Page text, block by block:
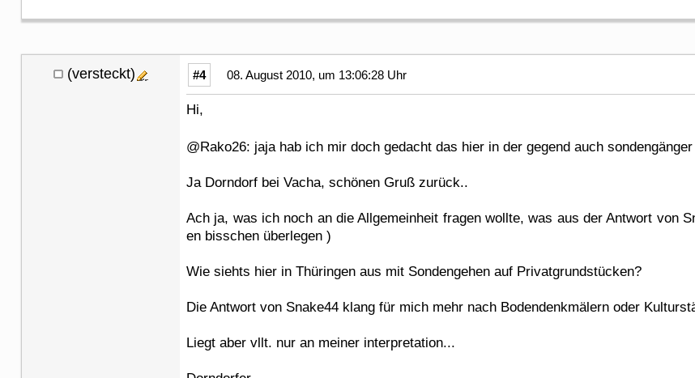
(versteckt) #4 08. August 2010, um 13:06:28 Uhr
Hi,
@Rako26: jaja hab ich mir doch gedacht das hier in der gegend auch
Ja Dorndorf bei Vacha, schönen Gruß zurück..
Ach ja, was ich noch an die Allgemeinheit fragen wollte, was aus der Antwort von
en bisschen überlegen )
Wie siehts hier in Thüringen aus mit Sondengehen auf Privatgrundstücken?
Die Antwort von Snake44 klang für mich mehr nach Bodendenkmälern oder
Liegt aber vllt. nur an meiner interpretation...